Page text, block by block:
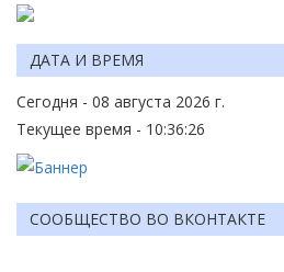
ДАТА И ВРЕМЯ
Сегодня - 08 августа 2026 г.
Текущее время - 10:36:26
СООБЩЕСТВО ВО ВКОНТАКТЕ